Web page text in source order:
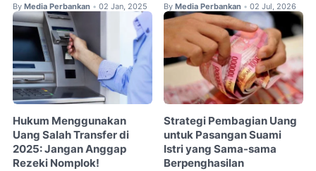
By Media Perbankan • 02 Jan, 2025 By Media Perbankan • 02 Jul, 2026
Hukum Menggunakan
Uang Salah Transfer di
2025: Jangan Anggap
Rezeki Nomplok!
Strategi Pembagian Uang
untuk Pasangan Suami
Istri yang Sama-sama
Berpenghasilan